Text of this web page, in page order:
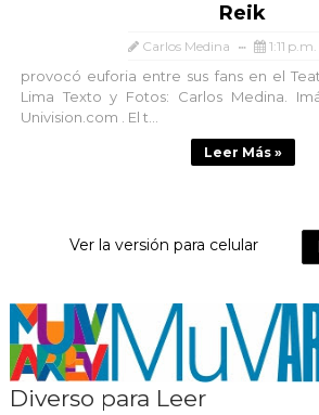
Reik
Carlos Medina 1:11 p.m.
provocó euforia entre sus fans en el
Lima Texto y Fotos: Carlos Medina.
Univision.com . El t...
Leer Más »
Ver la versión para celular
Diverso para Leer